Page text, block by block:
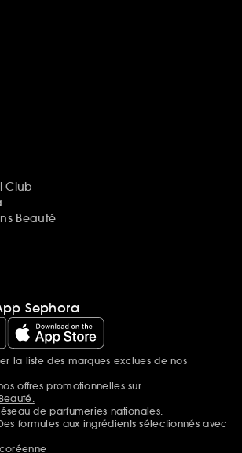
Club
Beauté
Sephora
la liste des marques exclues de nos
offres promotionnelles sur
de parfumeries nationales.
formules aux ingrédients sélectionnés avec